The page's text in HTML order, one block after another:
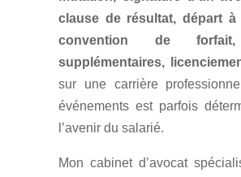
clause de résultat, départ à
convention de
supplémentaires,
sur une carrière
événements est parfois
l’avenir du salarié.
Mon cabinet d’avocat